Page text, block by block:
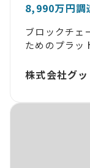
8,990万円調
ブロックチェ
ためのプラッ
株式会社グ